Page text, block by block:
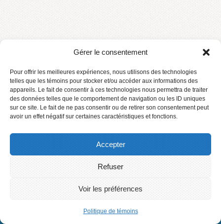
Gérer le consentement
Pour offrir les meilleures expériences, nous utilisons des technologies
telles que les témoins pour stocker et/ou accéder aux informations des
appareils. Le fait de consentir à ces technologies nous permettra de traiter
des données telles que le comportement de navigation ou les ID uniques
sur ce site. Le fait de ne pas consentir ou de retirer son consentement peut
avoir un effet négatif sur certaines caractéristiques et fonctions.
Accepter
Refuser
Voir les préférences
Politique de témoins
novembre 2023
2016 © Centre de services scolaire des Phares Connexion